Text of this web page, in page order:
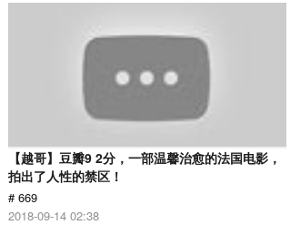
【越哥】豆瓣9 2分，一部温馨治愈的法国电影，
拍出了人性的禁区！
# 669
2018-09-14 02:38